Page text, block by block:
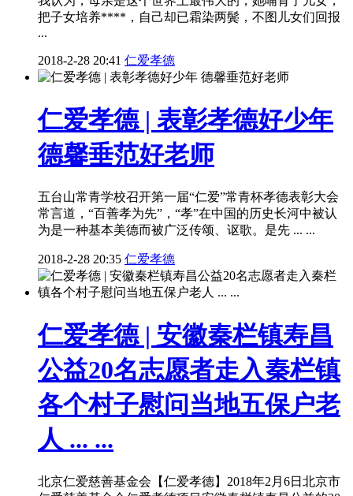
把子女培养****，自己却已霜染两鬓，不图儿女们回报
...
2018-2-28 20:41 仁爱孝德
仁爱孝德 | 表彰孝德好少年
德馨垂范好老师
五台山常青学校召开第一届“仁爱”常青杯孝德表彰大会
常言道，“百善孝为先”，“孝”在中国的历史长河中被认
为是一种基本美德而被广泛传颂、讴歌。是先 ... ...
2018-2-28 20:35 仁爱孝德
仁爱孝德 | 安徽秦栏镇寿昌
公益20名志愿者走入秦栏镇
各个村子慰问当地五保户老
人 ... ...
北京仁爱慈善基金会【仁爱孝德】2018年2月6日北京市